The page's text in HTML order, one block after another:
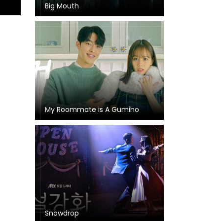
Big Mouth
My Roommate is A Gumiho
Snowdrop